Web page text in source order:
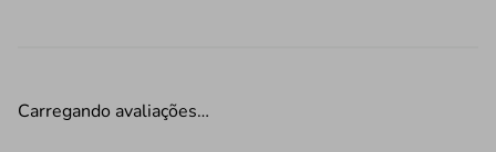
Carregando avaliações…